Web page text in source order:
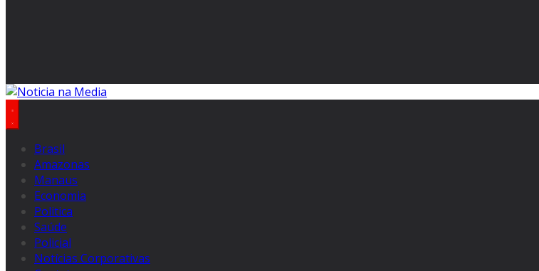
Brasil
Amazonas
Manaus
Economia
Politica
Saúde
Policial
Notícias Corporativas